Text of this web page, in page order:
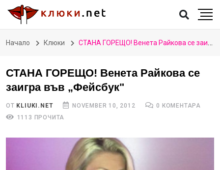
Начало Клюки СТАНА ГОРЕЩО! Венета Райкова се заигра във „Фейсбук"
СТАНА ГОРЕЩО! Венета Райкова се
заигра във „Фейсбук"
ОТ KLIUKI.NET NOVEMBER 10, 2012
0 КОМЕНТАРА
1113 ПРОЧИТА